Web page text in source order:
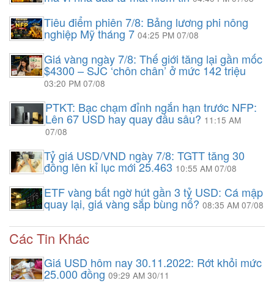
Tiêu điểm phiên 7/8: Bảng lương phi nông
nghiệp Mỹ tháng 7 04:25 PM 07/08
Giá vàng ngày 7/8: Thế giới tăng lại gần mốc
$4300 – SJC ‘chôn chân’ ở mức 142 triệu
03:20 PM 07/08
PTKT: Bạc chạm đỉnh ngắn hạn trước NFP:
Lên 67 USD hay quay đầu sâu? 11:15 AM
07/08
Tỷ giá USD/VND ngày 7/8: TGTT tăng 30
đồng lên kỉ lục mới 25.463 10:55 AM 07/08
ETF vàng bất ngờ hút gần 3 tỷ USD: Cá mập
quay lại, giá vàng sắp bùng nổ? 08:35 AM 07/08
Các Tin Khác
Giá USD hôm nay 30.11.2022: Rớt khỏi mức
25.000 đồng09:29 AM 30/11